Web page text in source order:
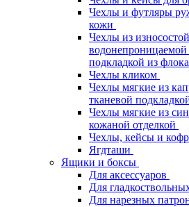
Чехлы и футляры
кожи
Чехлы из
подкладкой из
Чехлы кликом
Чехлы мягкие из
тканевой
Чехлы мягкие из
кожаной отделкой
Чехлы, кейсы и
Ягдташи
Ящики и боксы
Для аксессуаров
Для
Для нарезных